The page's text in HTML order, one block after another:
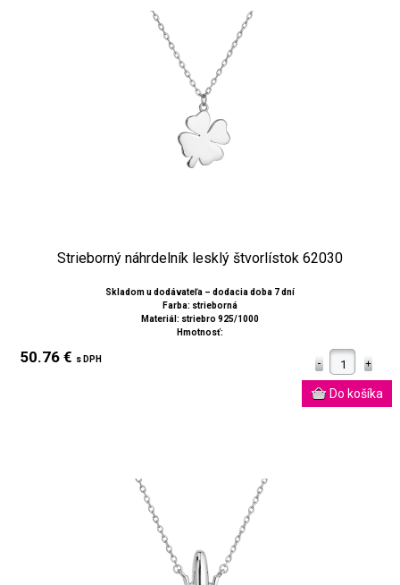
Strieborný náhrdelník lesklý štvorlístok 62030
Skladom u dodávateľa – dodacia doba 7 dní
Farba: strieborná
Materiál: striebro 925/1000
Hmotnosť:
50.76 € s DPH